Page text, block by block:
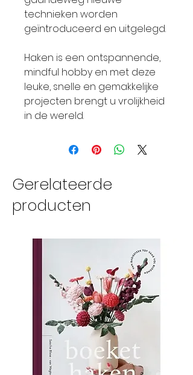
technieken worden
geïntroduceerd en uitgelegd.
Haken is een ontspannende,
mindful hobby en met deze
leuke, snelle en gemakkelijke
projecten brengt u vrolijkheid
in de wereld.
Gerelateerde
producten